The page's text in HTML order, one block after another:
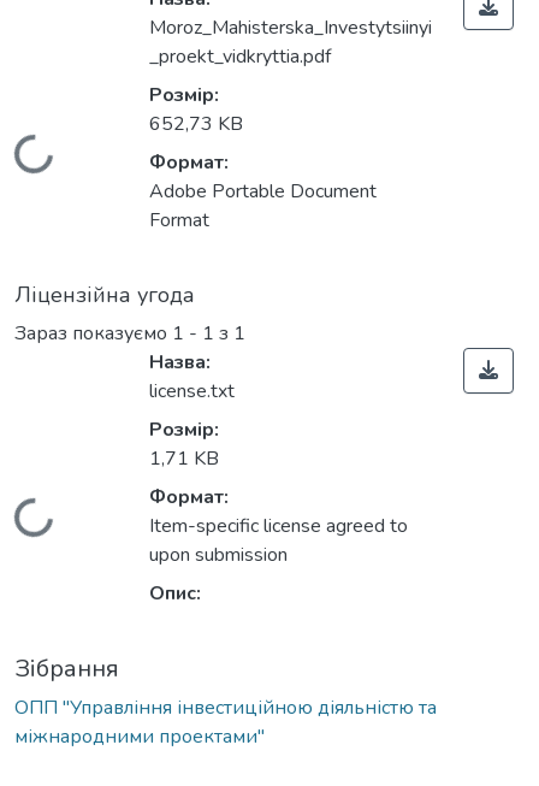
Вантажиться...
Moroz_Mahisterska_Investytsiinyi
_proekt_vidkryttia.pdf
Розмір:
652,73 KB
Формат:
Adobe Portable Document
Format
Ліцензійна угода
Зараз показуємо 1 - 1 з 1
Вантажиться...
Назва:
license.txt
Розмір:
1,71 KB
Формат:
Item-specific license agreed to
upon submission
Опис:
Зібрання
ОПП "Управління інвестиційною діяльністю та
міжнародними проектами"